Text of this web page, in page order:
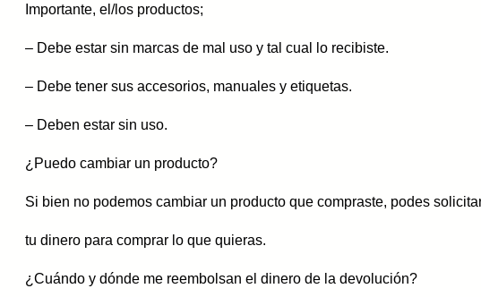
Importante, el/los productos;
– Debe estar sin marcas de mal uso y tal cual lo recibiste.
– Debe tener sus accesorios, manuales y etiquetas.
– Deben estar sin uso.
¿Puedo cambiar un producto?
Si bien no podemos cambiar un producto que compraste, podes
tu dinero para comprar lo que quieras.
¿Cuándo y dónde me reembolsan el dinero de la devolución?